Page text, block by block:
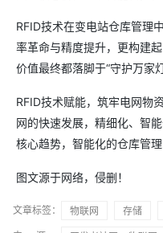
RFID技术在变电站仓库管理
率革命与精度提升，更构建
价值最终都落脚于“守护万家
RFID技术赋能，筑牢电网物
网的快速发展，精细化、智
核心趋势，智能化的仓库管
图文源于网络，侵删！
文章标签： 物联网 存储